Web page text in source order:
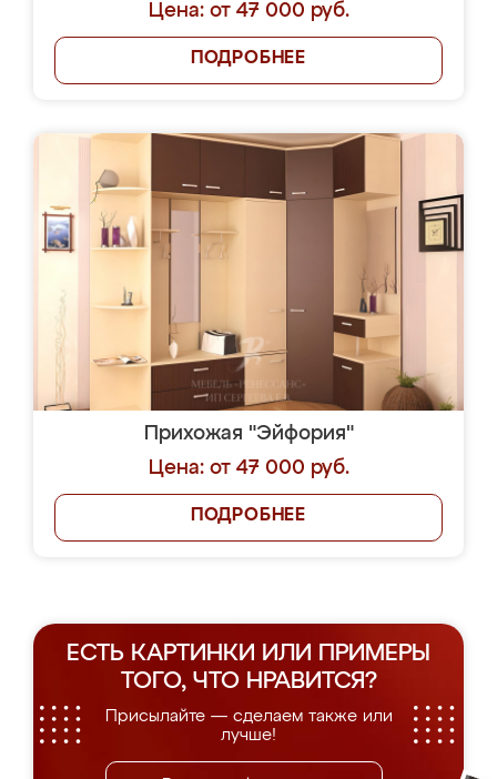
Цена: от 47 000 руб.
ПОДРОБНЕЕ
Прихожая "Эйфория"
Цена: от 47 000 руб.
ПОДРОБНЕЕ
ЕСТЬ КАРТИНКИ ИЛИ ПРИМЕРЫ
ТОГО, ЧТО НРАВИТСЯ?
Присылайте — сделаем также или
лучше!